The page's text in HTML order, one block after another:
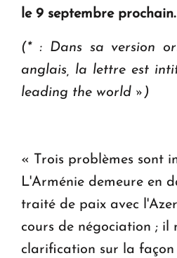
le 9 septembre prochain.
(* : Dans sa version
anglais, la lettre est
leading the world »)
« Trois problèmes sont
L'Arménie demeure en
traité de paix avec
cours de négociation ; il
clarification sur la